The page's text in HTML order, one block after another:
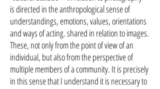
is directed in the anthropological sense of
understandings, emotions, values, orientations
and ways of acting. shared in relation to images.
These, not only from the point of view of an
individual, but also from the perspective of
multiple members of a community. It is precisely
in this sense that I understand it is necessary to